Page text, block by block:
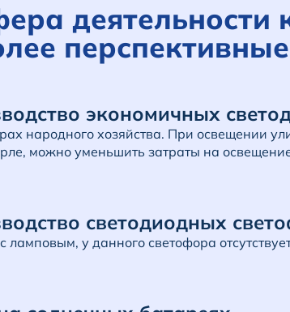
деятельности
экономичных
народного хозяйства. При освещении
можно уменьшить затраты на
светодиодных
ламповым, у данного светофора